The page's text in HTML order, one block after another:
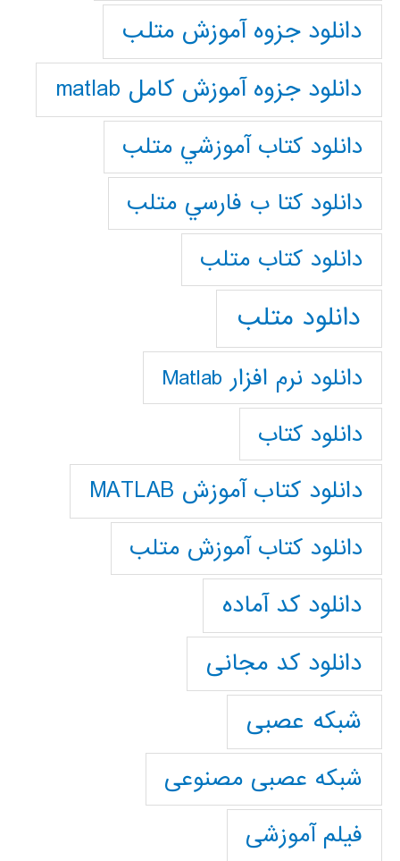
دانلود جزوه آموزش متلب
دانلود جزوه آموزش کامل matlab
دانلود كتاب آموزشي متلب
دانلود كتا ب فارسي متلب
دانلود كتاب متلب
دانلود متلب
دانلود نرم افزار Matlab
دانلود کتاب
دانلود کتاب آموزش MATLAB
دانلود کتاب آموزش متلب
دانلود کد آماده
دانلود کد مجانی
شبکه عصبی
شبکه عصبی مصنوعی
فیلم آموزشی